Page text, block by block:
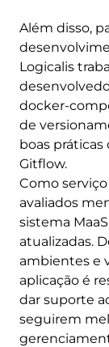
Além disso,
Logicalis
docker-
de
boas
Gitflow.
Como
avaliados
sistema
atualizadas.
ambientes e
aplicação é
dar suporte
seguirem